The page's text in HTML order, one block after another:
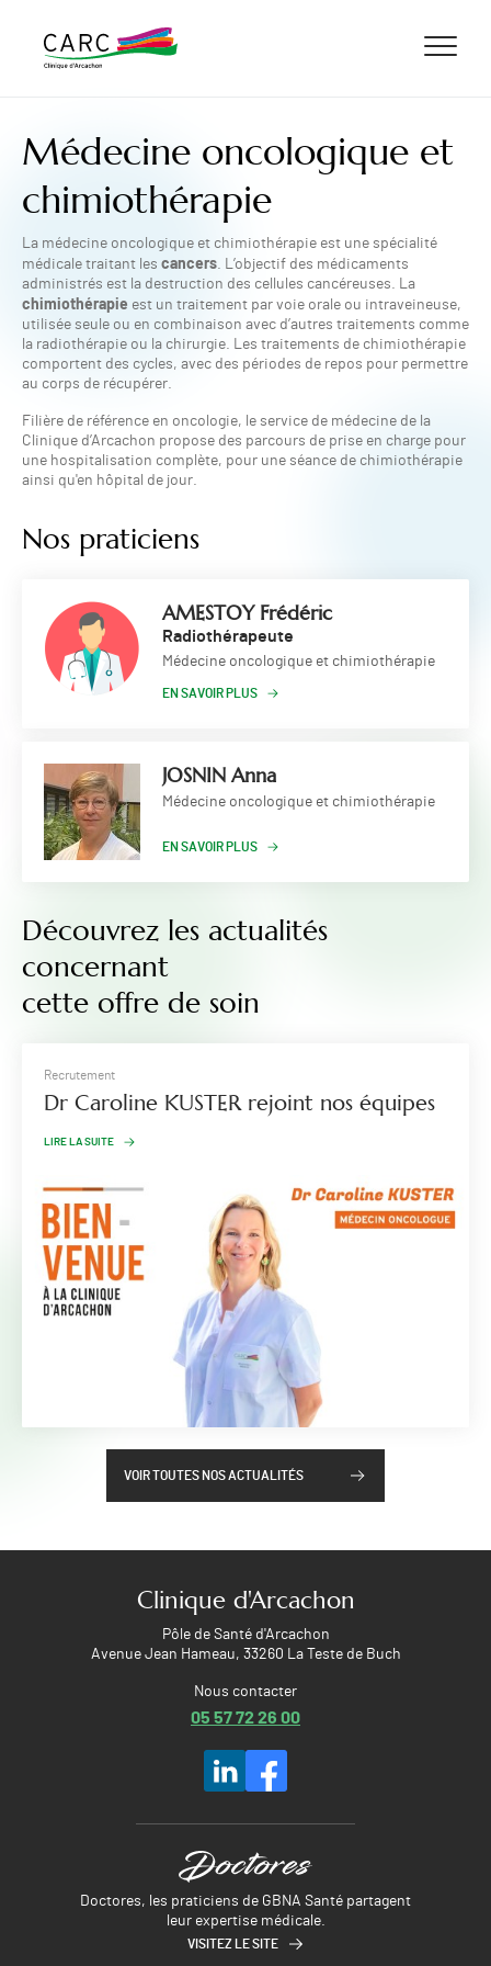
Médecine oncologique et
chimiothérapie
La médecine oncologique et chimiothérapie est une spécialité
médicale traitant les cancers. L’objectif des médicaments
administrés est la destruction des cellules cancéreuses. La
chimiothérapie est un traitement par voie orale ou intraveineuse,
utilisée seule ou en combinaison avec d’autres traitements comme
la radiothérapie ou la chirurgie. Les traitements de chimiothérapie
comportent des cycles, avec des périodes de repos pour permettre
au corps de récupérer.
Filière de référence en oncologie, le service de médecine de la
Clinique d’Arcachon propose des parcours de prise en charge pour
une hospitalisation complète, pour une séance de chimiothérapie
ainsi qu'en hôpital de jour.
Nos praticiens
AMESTOY Frédéric
Radiothérapeute
Médecine oncologique et chimiothérapie
EN SAVOIR PLUS
JOSNIN Anna
Médecine oncologique et chimiothérapie
EN SAVOIR PLUS
Découvrez les actualités
concernant
cette offre de soin
Recrutement
Dr Caroline KUSTER rejoint nos équipes
LIRE LA SUITE
VOIR TOUTES NOS ACTUALITÉS
Clinique d'Arcachon
Pôle de Santé d'Arcachon
Avenue Jean Hameau, 33260 La Teste de Buch
Nous contacter
05 57 72 26 00
Doctores, les praticiens de GBNA Santé partagent
leur expertise médicale.
VISITEZ LE SITE